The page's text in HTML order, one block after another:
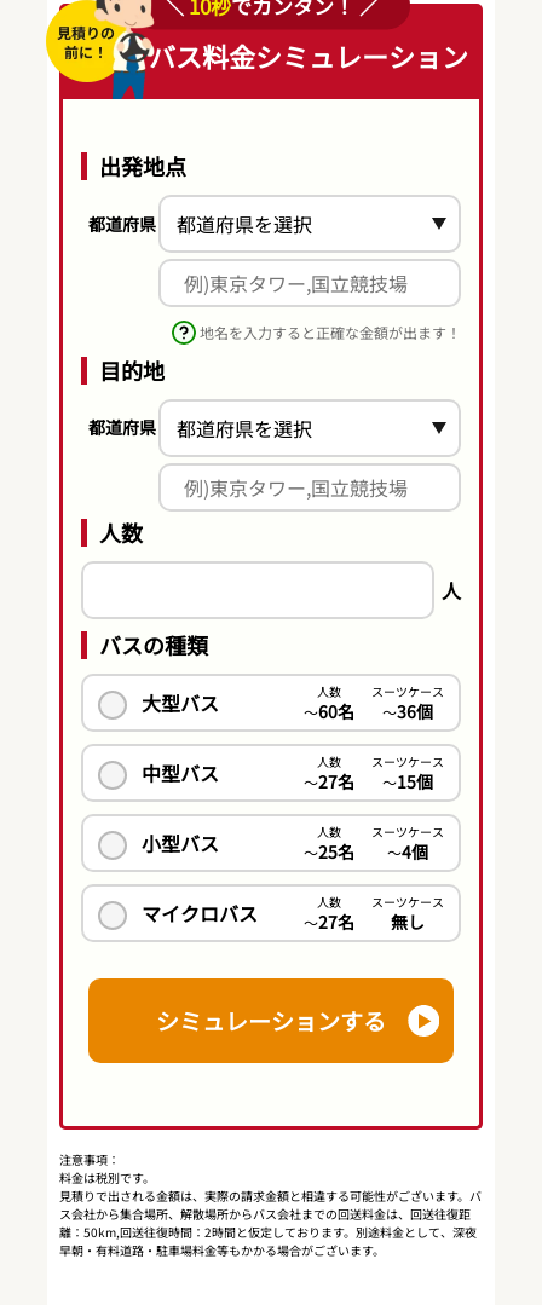
バス料金シミュレーション
出発地点
都道府県
地名を入力すると正確な金額が出ます！
目的地
都道府県
人数
人
バスの種類
大型バス 人数
〜60名
スーツケース
〜36個
中型バス 人数
〜27名
スーツケース
〜15個
小型バス 人数
〜25名
スーツケース
〜4個
マイクロバス 人数
〜27名
スーツケース
無し
シミュレーションする
注意事項：
料金は税別です。
見積りで出される金額は、実際の請求金額と相違する可能性がございます。バ
ス会社から集合場所、解散場所からバス会社までの回送料金は、回送往復距
離：50km,回送往復時間：2時間と仮定しております。別途料金として、深夜
早朝・有料道路・駐車場料金等もかかる場合がございます。